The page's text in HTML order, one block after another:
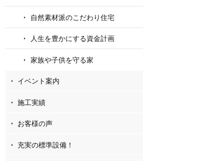
自然素材派のこだわり住宅
人生を豊かにする資金計画
家族や子供を守る家
イベント案内
施工実績
お客様の声
充実の標準設備！